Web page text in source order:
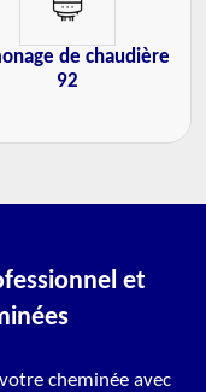
de chaudière
92
et
cheminée avec